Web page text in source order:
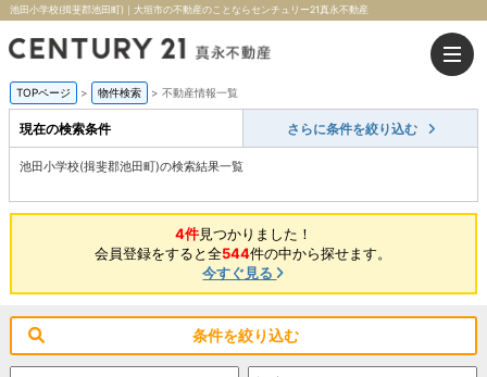
池田小学校(揖斐郡池田町)｜大垣市の不動産のことならセンチュリー21真永不動産
TOPページ > 物件検索 > 不動産情報一覧
現在の検索条件 さらに条件を絞り込む
池田小学校(揖斐郡池田町)の検索結果一覧
4件見つかりました！
会員登録をすると全544件の中から探せます。
今すぐ見る
条件を絞り込む